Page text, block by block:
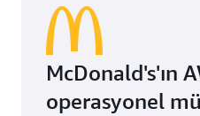
McDonald's'ın
operasyonel